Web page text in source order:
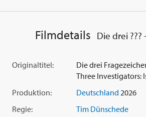
Ruhestätte eines uralten Volkes soll mit
sein. Niemand, der Makatao betritt,
Und was hat der erfolgreiche
Simon Kluth) mit der
Mit dem Kinofilm 'Die drei ??? -
Regisseur
Tim Dünschedeseinen
Filmdetails Die drei ???
Originaltitel:
Die drei
Three Investigators:
Produktion:
Deutschland 2026
Regie:
Tim Dünschede